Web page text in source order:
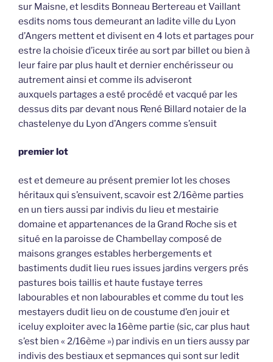
sur Maisne, et lesdits Bonneau Bertereau et Vaillant
esdits noms tous demeurant an ladite ville du Lyon
d’Angers mettent et divisent en 4 lots et partages pour
estre la choisie d’iceux tirée au sort par billet ou bien à
leur faire par plus hault et dernier enchérisseur ou
autrement ainsi et comme ils adviseront
auxquels partages a esté procédé et vacqué par les
dessus dits par devant nous René Billard notaier de la
chastelenye du Lyon d’Angers comme s’ensuit
premier lot
est et demeure au présent premier lot les choses
héritaux qui s’ensuivent, scavoir est 2/16ème parties
en un tiers aussi par indivis du lieu et mestairie
domaine et appartenances de la Grand Roche sis et
situé en la paroisse de Chambellay composé de
maisons granges estables herbergements et
bastiments dudit lieu rues issues jardins vergers prés
pastures bois taillis et haute fustaye terres
labourables et non labourables et comme du tout les
mestayers dudit lieu on de coustume d’en jouir et
iceluy exploiter avec la 16ème partie (sic, car plus haut
s’est bien « 2/16ème ») par indivis en un tiers aussy par
indivis des bestiaux et sepmances qui sont sur ledit